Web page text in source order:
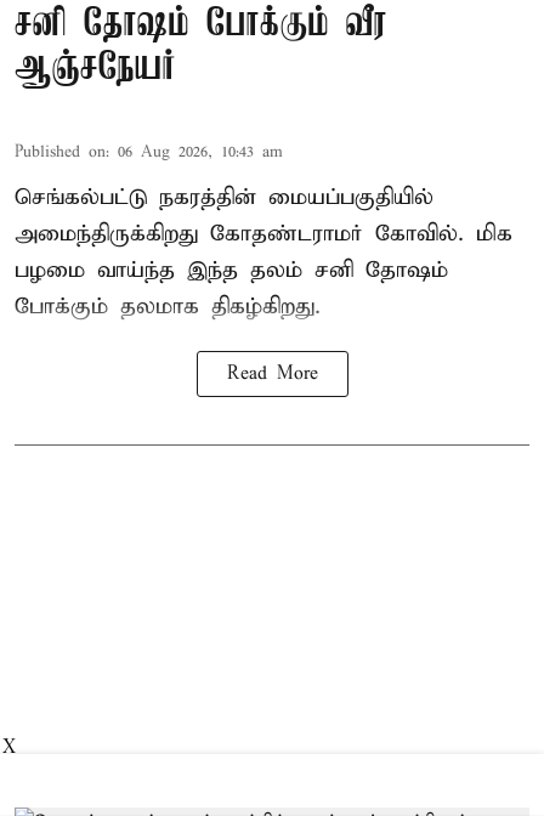
சனி தோஷம் போக்கும் வீர
ஆஞ்சநேயர்
Published on: 06 Aug 2026, 10:43 am
செங்கல்பட்டு நகரத்தின் மையப்பகுதியில்
அமைந்திருக்கிறது கோதண்டராமர் கோவில். மிக
பழமை வாய்ந்த இந்த தலம் சனி தோஷம்
போக்கும் தலமாக திகழ்கிறது.
Read More
X